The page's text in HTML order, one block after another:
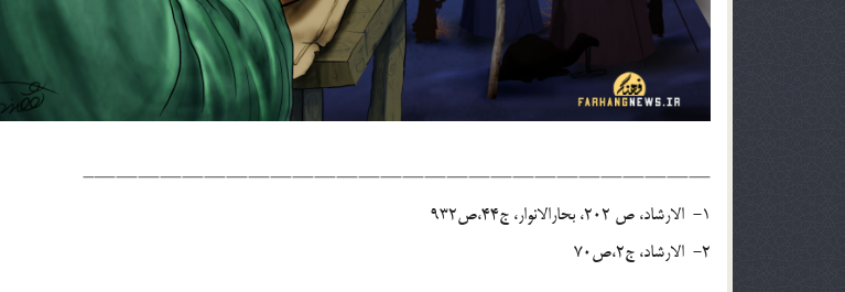
————————————————————————————–
1- الارشاد، ص 202، بحارالانوار، ج44،ص932
2- الارشاد، ج2،ص70